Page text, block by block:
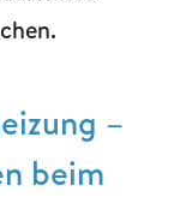
–
beim